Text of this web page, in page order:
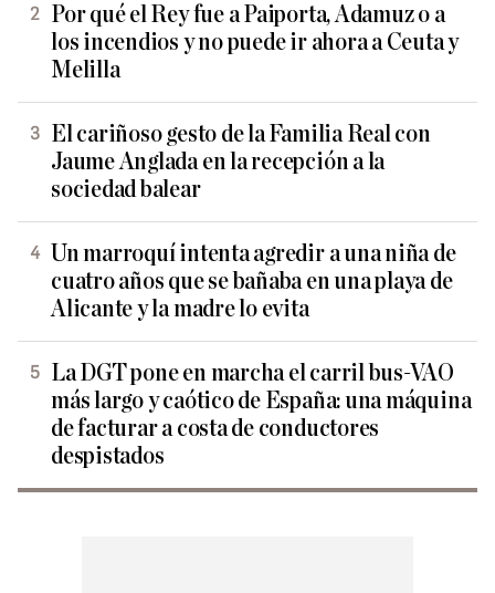
Por qué el Rey fue a Paiporta, Adamuz o a
los incendios y no puede ir ahora a Ceuta y
Melilla
El cariñoso gesto de la Familia Real con
Jaume Anglada en la recepción a la
sociedad balear
Un marroquí intenta agredir a una niña de
cuatro años que se bañaba en una playa de
Alicante y la madre lo evita
La DGT pone en marcha el carril bus-VAO
más largo y caótico de España: una máquina
de facturar a costa de conductores
despistados